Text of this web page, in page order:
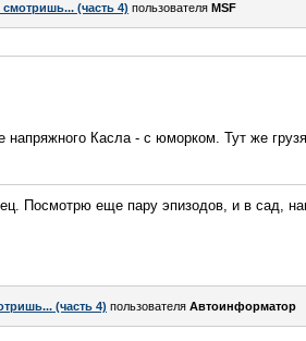
(часть 4) пользователя MSF
Касла - с юморком. Тут же
Посмотрю еще пару эпизодов, и в сад,
(часть 4) пользователя Автоинформатор